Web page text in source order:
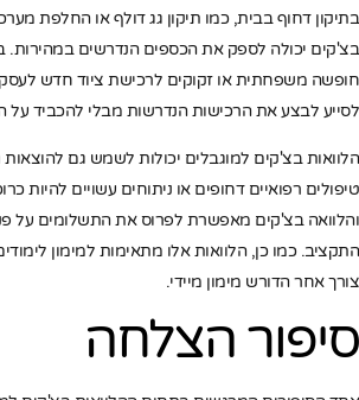
בתיקון דחוף בבית, כמו תיקון גג דולף או החלפת
בצ'קים יכולה לספק את הכספים הנדרשים במהירות.
חופשה משפחתית או זקוקים לרכישת ציוד חדש
לסייע לבצע את הרכישות הנדרשות מבלי להכביד על
הלוואות בצ'קים למוגבלים יכולות לשמש גם להוצאות
טיפולים רפואיים דחופים או ניתוחים עשויים להיות
והלוואה בצ'קים מאפשרת לפרוס את התשלומים על
התקציב. כמו כן, הלוואות אלו מתאימות למימון
צורך אחר הדורש מימון מיידי.
סיפור הצלחה